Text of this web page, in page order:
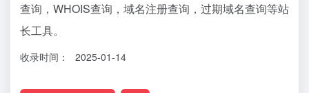
查询，WHOIS查询，域名注册查询，过期域名查询等站
长工具。
收录时间： 2025-01-14